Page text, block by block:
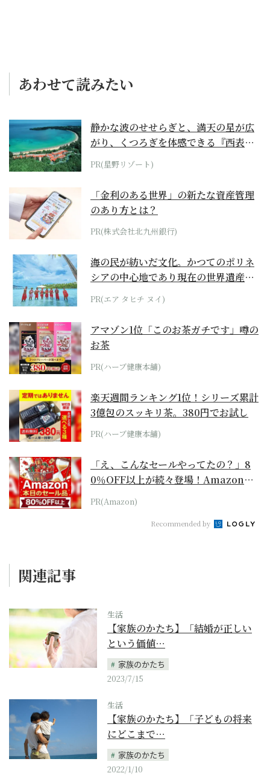
あわせて読みたい
静かな波のせせらぎと、満天の星が広
がり、くつろぎを体感できる『西表島
ホテル by...
PR(星野リゾート)
「金利のある世界」の新たな資産管理
のあり方とは？
PR(株式会社北九州銀行)
海の民が紡いだ文化。かつてのポリネ
シアの中心地であり現在の世界遺産か
らみえてくる...
PR(エア タヒチ ヌイ)
アマゾン1位「このお茶ガチです」噂の
お茶
PR(ハーブ健康本舗)
楽天週間ランキング1位！シリーズ累計
3億包のスッキリ茶。380円でお試し
PR(ハーブ健康本舗)
「え、こんなセールやってたの？」8
0％OFF以上が続々登場！Amazonの
本気が...
PR(Amazon)
Recommended by
関連記事
生活
【家族のかたち】「結婚が正しい
という価値…
家族のかたち
2023/7/15
生活
【家族のかたち】「子どもの将来
にどこまで…
家族のかたち
2022/1/10